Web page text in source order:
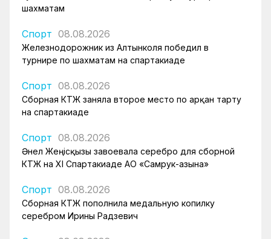
шахматам
Спорт 08.08.2026
Железнодорожник из Алтынколя победил в
турнире по шахматам на спартакиаде
Спорт 08.08.2026
Сборная КТЖ заняла второе место по арқан тарту
на спартакиаде
Спорт 08.08.2026
Әнел Жеңісқызы завоевала серебро для сборной
КТЖ на XI Спартакиаде АО «Самрук-Қазына»
Спорт 08.08.2026
Сборная КТЖ пополнила медальную копилку
серебром Ирины Радзевич